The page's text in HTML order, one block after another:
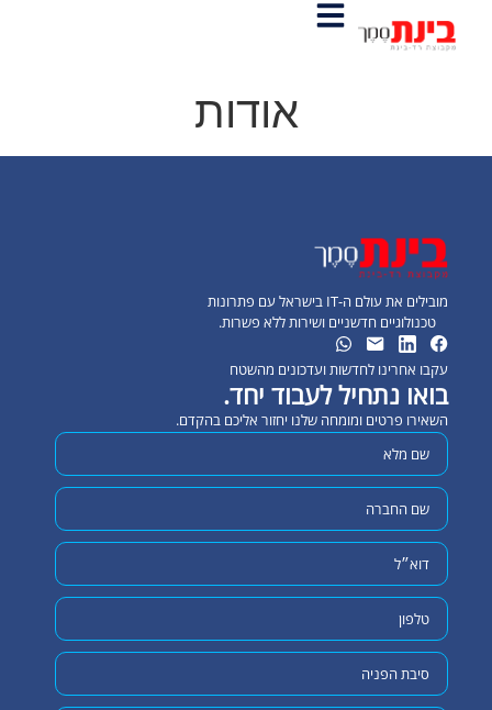
אודות
מובילים את עולם ה-IT בישראל עם פתרונות
טכנולוגיים חדשניים ושירות ללא פשרות.
עקבו אחרינו לחדשות ועדכונים מהשטח
בואו נתחיל לעבוד יחד.
השאירו פרטים ומומחה שלנו יחזור אליכם בהקדם.